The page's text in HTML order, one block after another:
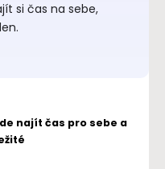
si čas na sebe,
najít čas pro sebe a